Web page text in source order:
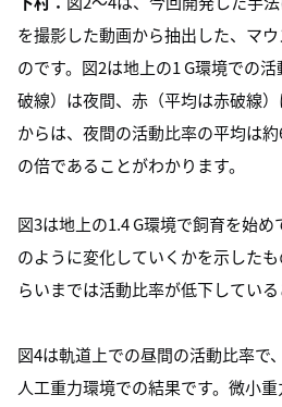
を撮影した動画から抽出した、マ
のです。図2は地上の1 G環境での
破線）は夜間、赤（平均は赤破線
からは、夜間の活動比率の平均は約
の倍であることがわかります。
図3は地上の1.4 G環境で飼育を始
のように変化していくかを示した
らいまでは活動比率が低下している
図4は軌道上での昼間の活動比率で
人工重力環境での結果です。微小